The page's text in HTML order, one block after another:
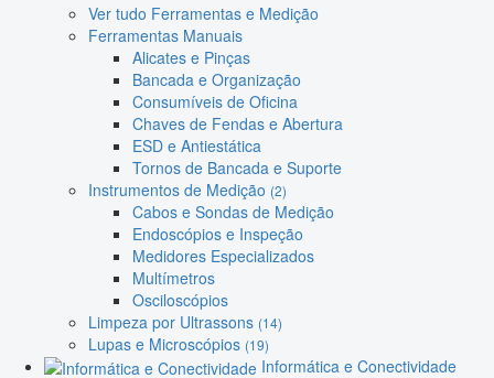
Ver tudo Ferramentas e Medição
Ferramentas Manuais
Alicates e Pinças
Bancada e Organização
Consumíveis de Oficina
Chaves de Fendas e Abertura
ESD e Antiestática
Tornos de Bancada e Suporte
Instrumentos de Medição (2)
Cabos e Sondas de Medição
Endoscópios e Inspeção
Medidores Especializados
Multímetros
Osciloscópios
Limpeza por Ultrassons (14)
Lupas e Microscópios (19)
Informática e Conectividade